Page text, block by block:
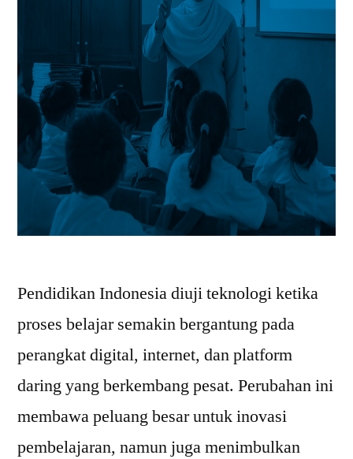
Pendidikan Indonesia diuji teknologi ketika
proses belajar semakin bergantung pada
perangkat digital, internet, dan platform
daring yang berkembang pesat. Perubahan ini
membawa peluang besar untuk inovasi
pembelajaran, namun juga menimbulkan